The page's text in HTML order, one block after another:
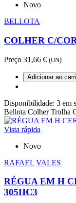
Novo
BELLOTA
COLHER C/
Preço 31,66 € (UN)
Adicionar ao
Disponibilidade: 3 em
Bellota Colher Trolha
Vista rápida
Novo
RAFAEL VALES
RÉGUA EM H
305HC3